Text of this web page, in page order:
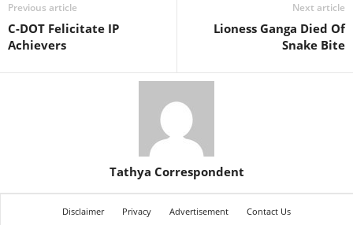
Previous article
C-DOT Felicitate IP
Achievers
Next article
Lioness Ganga Died Of
Snake Bite
Tathya Correspondent
Disclaimer Privacy Advertisement Contact Us